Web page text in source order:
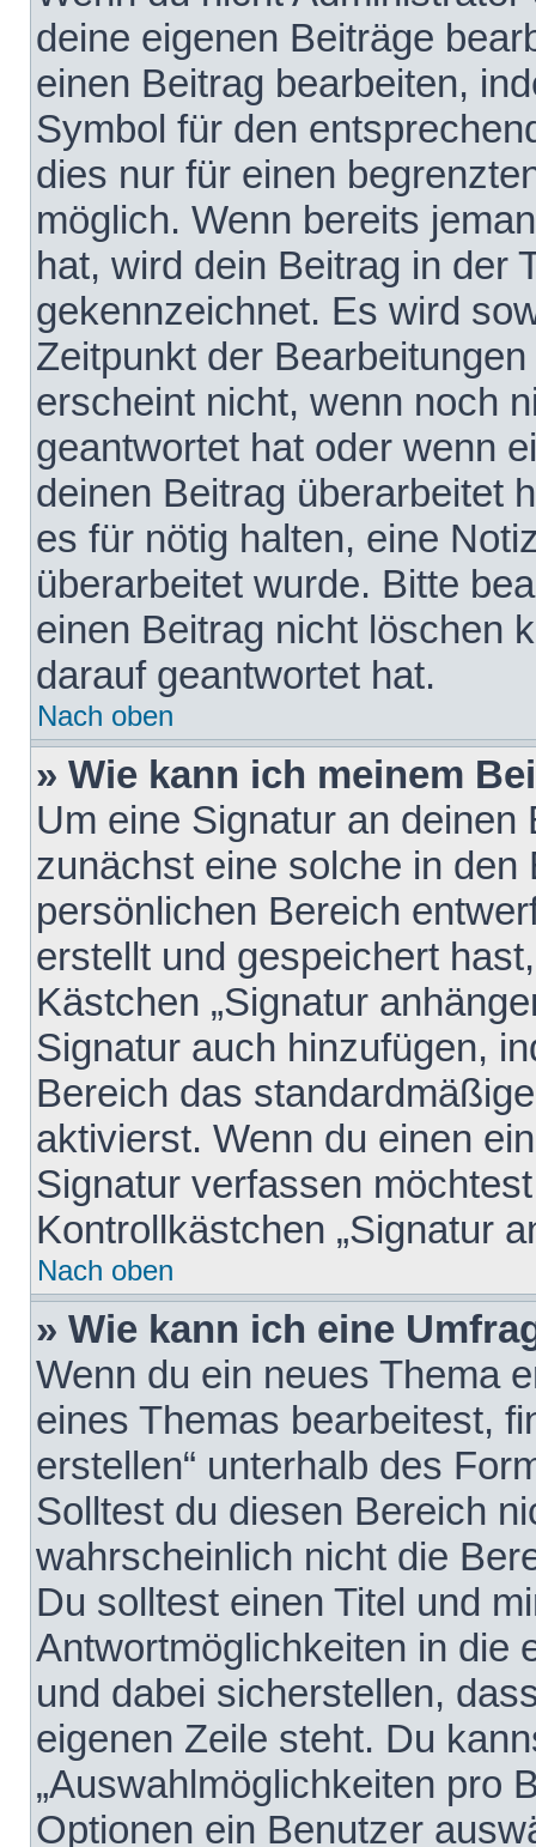
deine eigenen Beiträge
einen Beitrag bearbeiten,
Symbol für den
dies nur für einen
möglich. Wenn bereits
hat, wird dein Beitrag in der
gekennzeichnet. Es wird
Zeitpunkt der
erscheint nicht, wenn noch
geantwortet hat oder wenn
deinen Beitrag überarbeitet
es für nötig halten, eine
überarbeitet wurde. Bitte
einen Beitrag nicht löschen
darauf geantwortet hat.
Nach oben
» Wie kann ich meinem
Um eine Signatur an
zunächst eine solche in den
persönlichen Bereich
erstellt und gespeichert
Kästchen „Signatur
Signatur auch hinzufügen,
Bereich das
aktivierst. Wenn du einen
Signatur verfassen
Kontrollkästchen „Signatur
Nach oben
» Wie kann ich eine
Wenn du ein neues Thema
eines Themas bearbeitest,
erstellen“ unterhalb des
Solltest du diesen Bereich
wahrscheinlich nicht die
Du solltest einen Titel und
Antwortmöglichkeiten in die
und dabei sicherstellen,
eigenen Zeile steht. Du
„Auswahlmöglichkeiten pro
Optionen ein Benutzer